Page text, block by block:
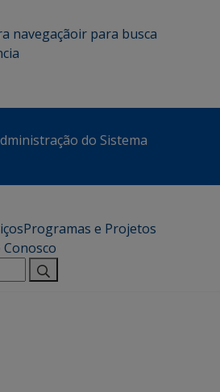
navegaçãoir para busca
do Sistema
Programas e Projetos
Conosco